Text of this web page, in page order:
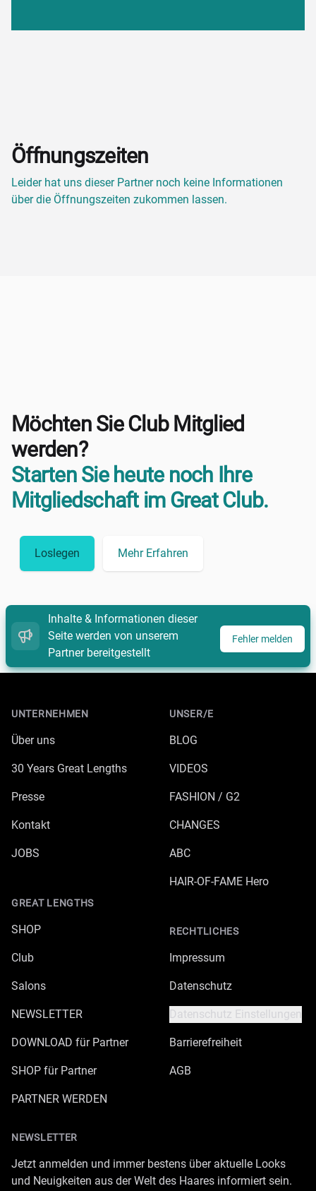
Öffnungszeiten
Leider hat uns dieser Partner noch keine Informationen
über die Öffnungszeiten zukommen lassen.
Möchten Sie Club Mitglied
werden?
Starten Sie heute noch Ihre
Mitgliedschaft im Great Club.
Loslegen Mehr Erfahren
Inhalte & Informationen dieser
Seite werden von unserem
Partner bereitgestellt
Fehler melden
UNTERNEHMEN
Über uns
30 Years Great Lengths
Presse
Kontakt
JOBS
GREAT LENGTHS
SHOP
Club
Salons
NEWSLETTER
DOWNLOAD für Partner
SHOP für Partner
PARTNER WERDEN
UNSER/E
BLOG
VIDEOS
FASHION / G2
CHANGES
ABC
HAIR-OF-FAME Hero
RECHTLICHES
Impressum
Datenschutz
Datenschutz Einstellungen
Barrierefreiheit
AGB
NEWSLETTER
Jetzt anmelden und immer bestens über aktuelle Looks
und Neuigkeiten aus der Welt des Haares informiert sein.